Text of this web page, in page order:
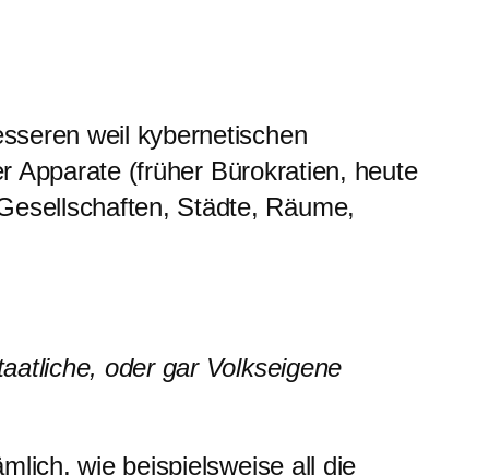
weil kybernetischen
Apparate (früher Bürokratien, heute
Städte, Räume,
oder gar Volkseigene
wie beispielsweise all die